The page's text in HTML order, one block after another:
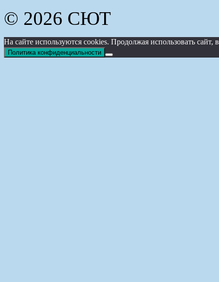
© 2026 СЮТ
На сайте используются cookies. Продолжая использовать
Политика конфиденциальности